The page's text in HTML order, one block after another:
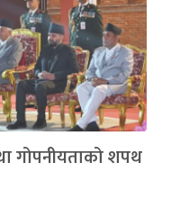
गोपनीयताको शपथ